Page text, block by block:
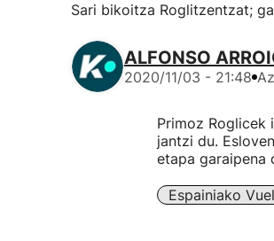
Sari bikoitza Roglitzentzat;
ALFONSO
2020/11/03 - 21:48
Primoz Roglicek
jantzi du.
etapa garaipena
Espainiako